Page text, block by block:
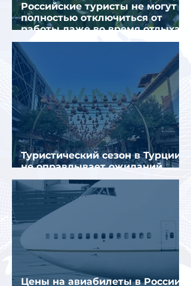
Российские туристы не могут
полностью отключиться от
работы даже во время отдыха
в Турции
Туристический сезон в Турции
не оправдывает ожиданий
отрасли
Цены на авиабилеты в России